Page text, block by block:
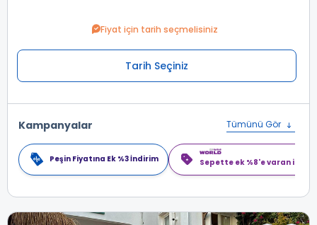
Fiyat için tarih seçmelisiniz
Tarih Seçiniz
Kampanyalar Tümünü Gör
Peşin Fiyatına Ek %3 İndirim Sepette ek %8'e varan